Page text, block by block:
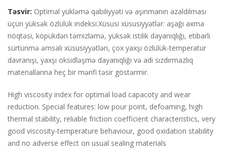
Təsvir: Optimal yükləmə qabiliyyəti və aşınmanın azaldılması
üçün yüksək özlülük indeksi.Xüsusi xüsusiyyətlər: aşağı axma
nöqtəsi, köpükdən təmizləmə, yüksək istilik dayanıqlığı, etibarlı
sürtünmə əmsalı xüsusiyyətləri, çox yaxşı özlülük-temperatur
davranışı, yaxşı oksidləşmə dayanıqlığı və adi sızdırmazlıq
materiallarına heç bir mənfi təsir göstərmir.
High viscosity index for optimal load capacoty and wear
reduction. Special features: low pour point, defoaming, high
thermal stability, reliable friction coefficient characteristics, very
good viscosity-temperature behaviour, good oxidation stability
and no adverse effect on usual sealing materials